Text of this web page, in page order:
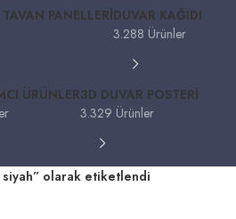
PANELLERIDUVAR KAĞIDI
3.288 Ürünler
ÜRÜNLER3D DUVAR POSTERI
3.329 Ürünler
siyah” olarak etiketlendi